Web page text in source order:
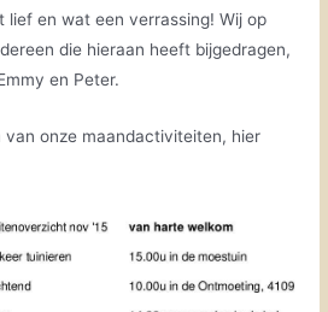
lief en wat een verrassing! Wij op
die hieraan heeft bijgedragen,
en Peter.
van onze maandactiviteiten, hier